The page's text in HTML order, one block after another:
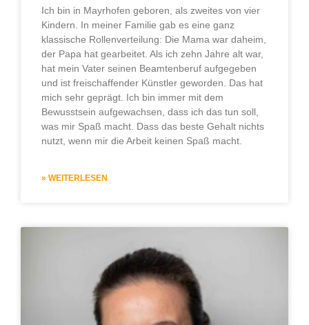
Ich bin in Mayrhofen geboren, als zweites von vier
Kindern. In meiner Familie gab es eine ganz
klassische Rollenverteilung: Die Mama war daheim,
der Papa hat gearbeitet. Als ich zehn Jahre alt war,
hat mein Vater seinen Beamtenberuf aufgegeben
und ist freischaffender Künstler geworden. Das hat
mich sehr geprägt. Ich bin immer mit dem
Bewusstsein aufgewachsen, dass ich das tun soll,
was mir Spaß macht. Dass das beste Gehalt nichts
nutzt, wenn mir die Arbeit keinen Spaß macht.
» WEITERLESEN